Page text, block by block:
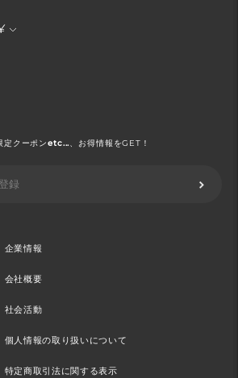
企業情報
会社概要
社会活動
個人情報の取り扱いについて
特定商取引法に関する表示
定クーポンetc...、お得情報をGET！